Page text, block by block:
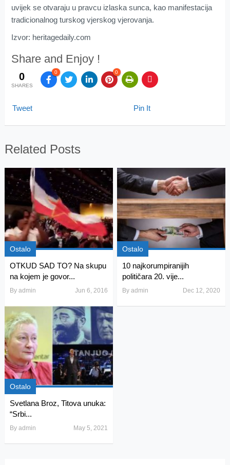
uvijek se otvaraju u pravcu izlaska sunca, kao manifestacija
tradicionalnog turskog vjerskog vjerovanja.
Izvor: heritagedaily.com
Share and Enjoy !
0
SHARES
0 0
Tweet Pin It
Related Posts
Ostalo
OTKUD SAD TO? Na skupu
na kojem je govor...
By admin Jun 6, 2016
Ostalo
10 najkorumpiranijih
političara 20. vije...
Byadmin Dec 12, 2020
Ostalo
Svetlana Broz, Titova unuka:
“Srbi...
By admin May 5, 2021